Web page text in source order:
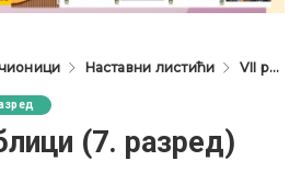
Наставни листићи VII разред
(7. разред)